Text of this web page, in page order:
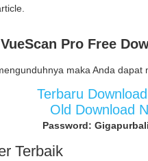
VueScan Pro Free
maka Anda
Terbaru
Old Download
Password:
Terbaik